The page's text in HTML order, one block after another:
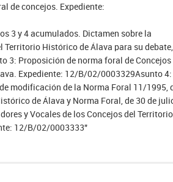
de concejos. Expediente:
3 y 4 acumulados. Dictamen sobre la
Territorio Histórico de Álava para su debate,
3: Proposición de norma foral de Concejos
Expediente: 12/B/02/0003329Asunto 4:
modificación de la Norma Foral 11/1995,
de Álava y Norma Foral, de 30 de
y Vocales de los Concejos del Territorio
12/B/02/0003333"